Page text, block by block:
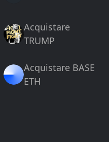
Acquistare
TRUMP
Acquistare BASE
ETH